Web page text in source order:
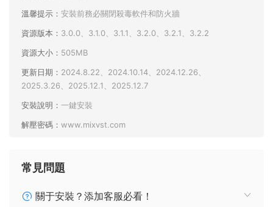
溫馨提示： 安裝前務必關閉殺毒軟件和防火牆
資源版本： 3.0.0、3.1.0、3.1.1、3.2.0、3.2.1、3.2.2
資源大小： 505MB
更新日期： 2024.8.22、2024.10.14、2024.12.26、
2025.3.26、2025.12.1、2025.12.7
安裝說明： 一鍵安裝
解壓密碼： www.mixvst.com
常見問題
關于安裝？添加客服必看！